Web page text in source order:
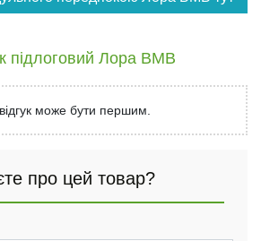
підлоговий Лора ВМВ
може бути першим.
про цей товар?